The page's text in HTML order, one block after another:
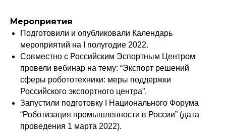
Мероприятия
Подготовили и опубликовали Календарь
мероприятий на I полугодие 2022.
Совместно с Российским Эспортным Центром
провели вебинар на тему: “Экспорт решений
сферы робототехники: меры поддержки
Российского экспортного центра”.
Запустили подготовку I Национального Форума
“Роботизация промышленности в России” (дата
проведения 1 марта 2022).